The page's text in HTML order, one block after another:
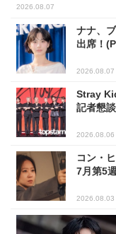
2026.08.07
ナナ、
出席！
2026.08.07
Stray
記者懇
2026.08.06
コン・
7月第5
2026.08.03